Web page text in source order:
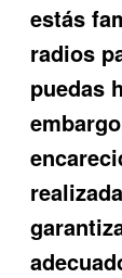
estás
radios
puedas